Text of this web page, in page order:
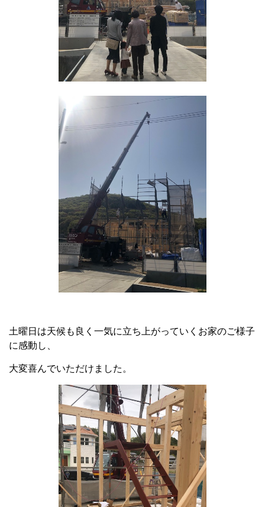
土曜日は天候も良く一気に立ち上がっていくお家のご様子
に感動し、
大変喜んでいただけました。